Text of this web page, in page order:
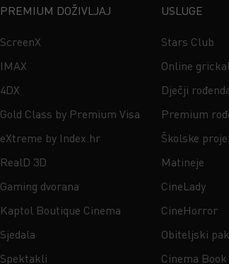
PREMIUM DOŽIVLJAJ
ScreenX
IMAX
4DX
Gold Class by Premium Visa
eXtreme by Index.hr
RealD 3D
Gaming dvorana
Kaptol Boutique Cinema
Sjedala
Spektakli
USLUGE
Stars Club
Online
Dječji
Premium
Školske
Matineje
CineLady
CineHorror
Obiteljski
Cinema